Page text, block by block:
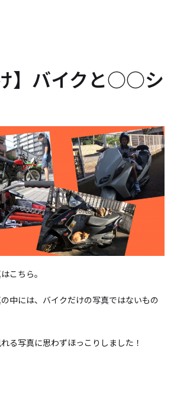
】バイクと○○シ
こちら。
中には、バイクだけの写真ではないもの
る写真に思わずほっこりしました！